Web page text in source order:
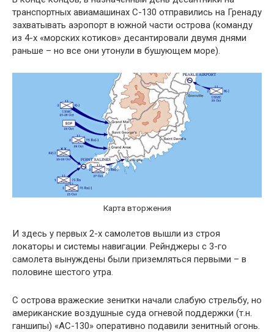
транспортных авиамашинах С-130 отправились на Гренаду
захватывать аэропорт в южной части острова (команду
из 4-х «морских котиков» десантировали двумя днями
раньше – но все они утонули в бушующем море).
Карта вторжения
И здесь у первых 2-х самолетов вышли из строя
локаторы и системы навигации. Рейнджеры с 3-го
самолета вынуждены были приземляться первыми – в
половине шестого утра.
С острова вражеские зенитки начали слабую стрельбу, но
американские воздушные суда огневой поддержки (т.н.
ганшипы) «АС-130» оперативно подавили зенитный огонь.